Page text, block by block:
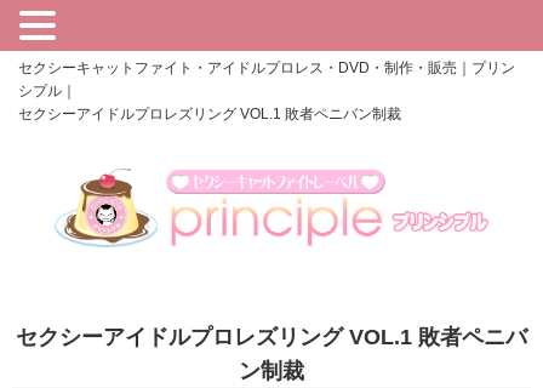
セクシーキャットファイト・アイドルプロレス・DVD・制作・販売｜プリン
シプル｜
セクシーアイドルプロレズリング VOL.1 敗者ペニバン制裁
セクシーアイドルプロレズリング VOL.1 敗者ペニバ
ン制裁